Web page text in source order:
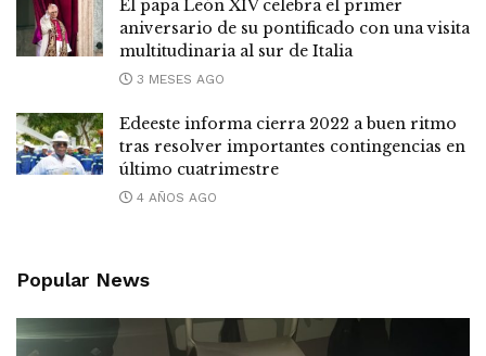
El papa León XIV celebra el primer
aniversario de su pontificado con una visita
multitudinaria al sur de Italia
3 MESES AGO
Edeeste informa cierra 2022 a buen ritmo
tras resolver importantes contingencias en
último cuatrimestre
4 AÑOS AGO
Popular News